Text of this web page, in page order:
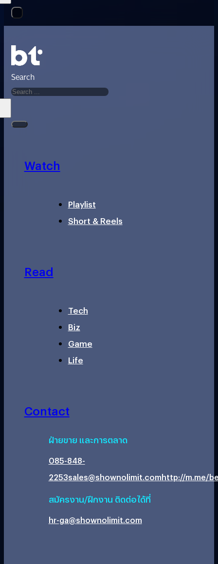
Search
Watch
Playlist
Short & Reels
Read
Tech
Biz
Game
Life
Contact
ฝ่ายขาย และการตลาด
085-848-
2253sales@shownolimit.comhttp://m.me/
สมัครงาน/ฝึกงาน ติดต่อได้ที่
hr-ga@shownolimit.com